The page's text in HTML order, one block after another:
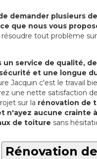
demander plusieurs
que nous vous
tout problème
un service de qualité, de
et une longue
Jacquin c'est le travail
une nette satisfaction
sur la rénovation de
n'ayez aucune crainte
de toiture sans
Rénovation